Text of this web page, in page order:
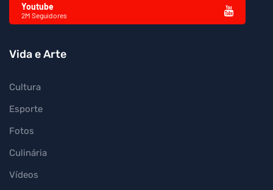
Youtube
2M Seguidores
Vida e Arte
Cultura
Esporte
Fotos
Culinária
Vídeos